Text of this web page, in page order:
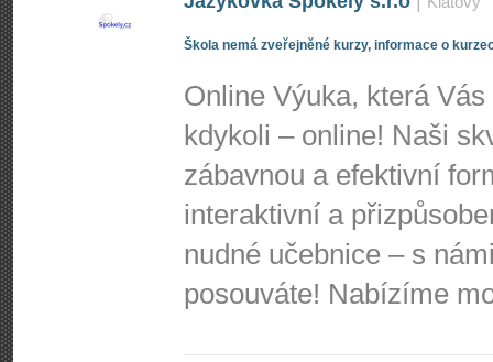
Škola nemá zveřejněné kurzy, informace o
Online Výuka, která
kdykoli – online! Naši
zábavnou a efektivní
interaktivní a
nudné učebnice – s
posouváte! Nabízíme